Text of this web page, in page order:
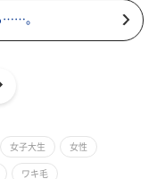
……。
女子大生 女性
ワキ毛